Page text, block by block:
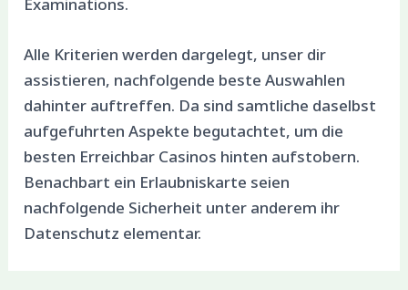
Examinations.
Alle Kriterien werden dargelegt, unser dir
assistieren, nachfolgende beste Auswahlen
dahinter auftreffen. Da sind samtliche daselbst
aufgefuhrten Aspekte begutachtet, um die
besten Erreichbar Casinos hinten aufstobern.
Benachbart ein Erlaubniskarte seien
nachfolgende Sicherheit unter anderem ihr
Datenschutz elementar.